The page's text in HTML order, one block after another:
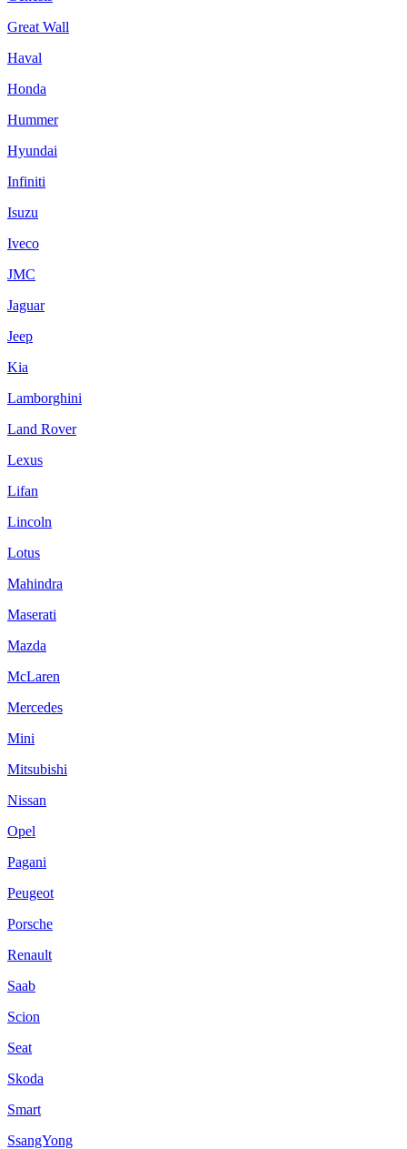
Great Wall
Haval
Honda
Hummer
Hyundai
Infiniti
Isuzu
Iveco
JMC
Jaguar
Jeep
Kia
Lamborghini
Land Rover
Lexus
Lifan
Lincoln
Lotus
Mahindra
Maserati
Mazda
McLaren
Mercedes
Mini
Mitsubishi
Nissan
Opel
Pagani
Peugeot
Porsche
Renault
Saab
Scion
Seat
Skoda
Smart
SsangYong